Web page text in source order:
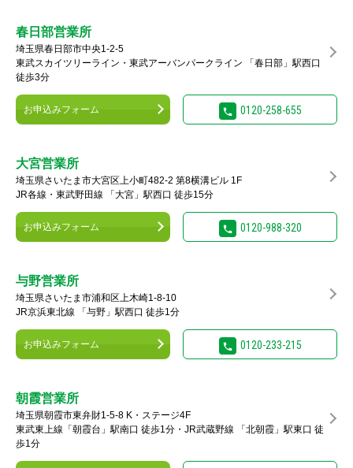
春日部営業所
埼玉県春日部市中央1-2-5
東武スカイツリーライン・東武アーバンパークライン 「春日部」駅西口
徒歩3分
お申込みフォーム 0120-258-655
大宮営業所
埼玉県さいたま市大宮区上小町482-2 第8横溝ビル 1F
JR各線・東武野田線 「大宮」駅西口 徒歩15分
お申込みフォーム 0120-988-320
与野営業所
埼玉県さいたま市浦和区上木崎1-8-10
JR京浜東北線 「与野」駅西口 徒歩1分
お申込みフォーム 0120-233-215
朝霞営業所
埼玉県朝霞市東弁財1-5-8 K・ステージ4F
東武東上線「朝霞台」駅南口 徒歩1分・JR武蔵野線 「北朝霞」駅東口 徒
歩1分